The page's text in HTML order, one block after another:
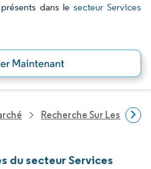
dans le secteur Services
Recherche Sur Les
du secteur Services